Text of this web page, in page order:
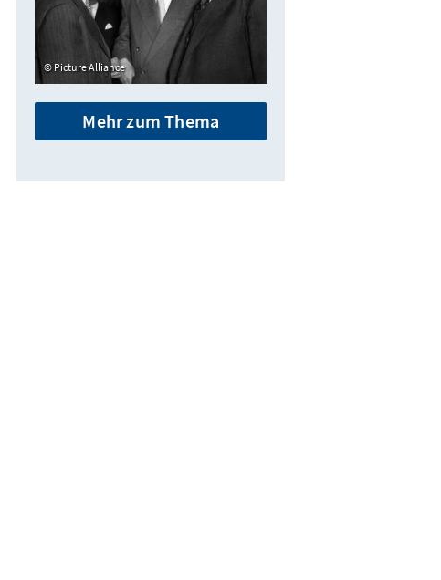
Picture Alliance
Mehr zum Thema